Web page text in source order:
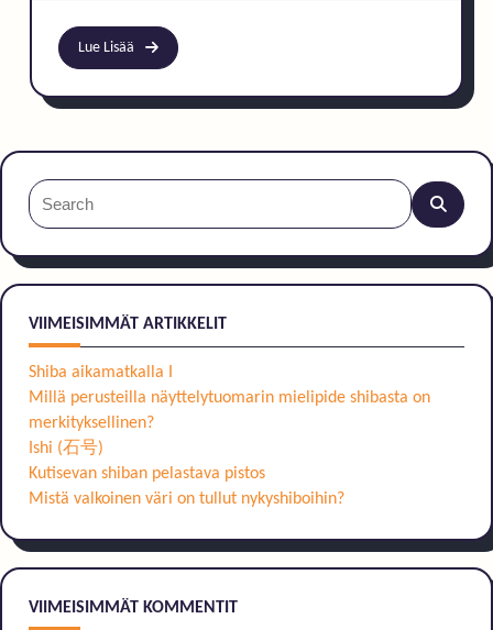
Lue Lisää
Search
for:
VIIMEISIMMÄT ARTIKKELIT
Shiba aikamatkalla I
Millä perusteilla näyttelytuomarin mielipide shibasta on
merkityksellinen?
Ishi (石号)
Kutisevan shiban pelastava pistos
Mistä valkoinen väri on tullut nykyshiboihin?
VIIMEISIMMÄT KOMMENTIT